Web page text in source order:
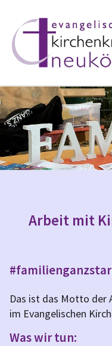
Arbeit mit
Das ist das Motto der
im Evangelischen
Was wir tun: